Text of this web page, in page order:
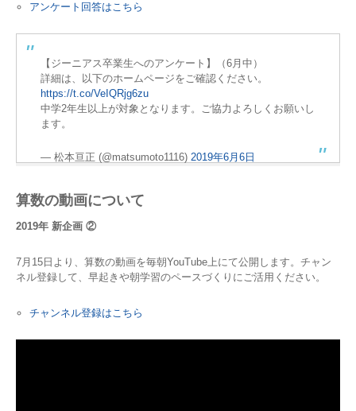
アンケート回答はこちら
【ジーニアス卒業生へのアンケート】（6月中）
詳細は、以下のホームページをご確認ください。
https://t.co/VeIQRjg6zu
中学2年生以上が対象となります。ご協力よろしくお願いし
ます。
— 松本亘正 (@matsumoto1116) 2019年6月6日
算数の動画について
2019年 新企画 ②
7月15日より、算数の動画を毎朝YouTube上にて公開します。チャン
ネル登録して、早起きや朝学習のペースづくりにご活用ください。
チャンネル登録はこちら